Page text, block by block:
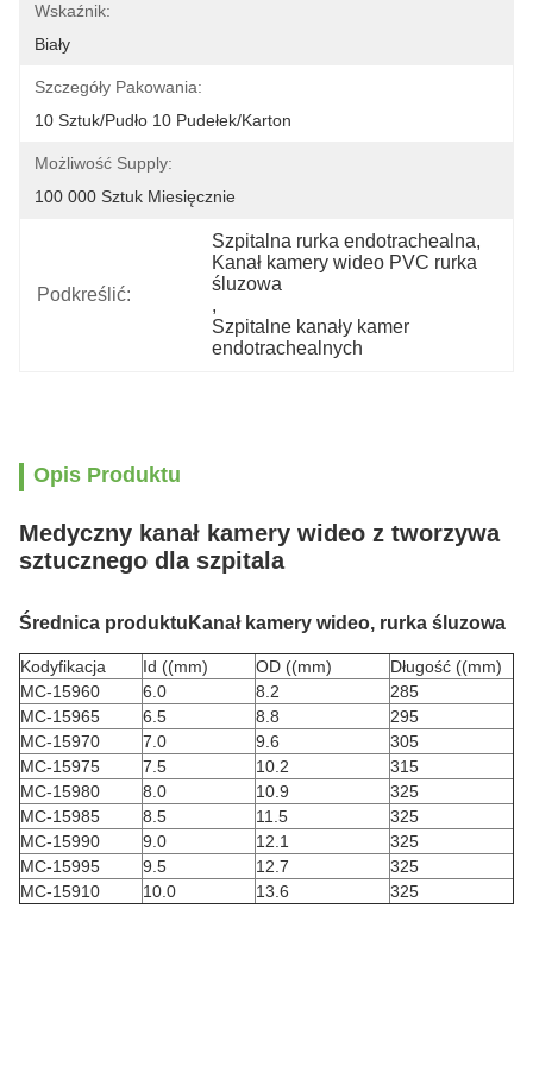
Wskaźnik:
Biały
Szczegóły Pakowania:
10 Sztuk/pudło 10 Pudełek/karton
Możliwość Supply:
100 000 Sztuk Miesięcznie
Podkreślić:
Szpitalna rurka endotrachealna,
Kanał kamery wideo PVC rurka
śluzowa
,
Szpitalne kanały kamer
endotrachealnych
Opis Produktu
Medyczny kanał kamery wideo z tworzywa
sztucznego dla szpitala
Średnica produktu Kanał kamery wideo, rurka śluzowa
Kodyfikacja Id ((mm) OD ((mm)
Długość ((mm)
MC-15960
6.0 8.2
285
MC-15965
6.5 8.8
295
MC-15970
7.0 9.6
305
MC-15975
7.5 10.2
315
MC-15980
8.0 10.9
325
MC-15985
8.5 11.5
325
MC-15990
9.0 12.1
325
MC-15995
9.5 12.7
325
MC-15910
10.0 13.6 325